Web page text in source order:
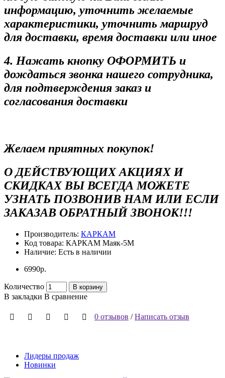
информацию, уточнить желаемые
характеристики, уточнить маршруд
для доставки, время доставки или иное
4. Нажать кнопку ОФОРМИТЬ и
дождаться звонка нашего сотрудника,
для подтверждения заказ и
согласования доставки
Желаем приятных покупок!
О ДЕЙСТВУЮЩИХ АКЦИЯХ И
СКИДКАХ ВЫ ВСЕГДА МОЖЕТЕ
УЗНАТЬ ПОЗВОНИВ НАМ ИЛИ ЕСЛИ
ЗАКАЗАВ ОБРАТНЫЙ ЗВОНОК!!!
Производитель: КАРКАМ
Код товара: КАРКАМ Маяк-5М
Наличие: Есть в наличии
6990р.
Количество В корзину
В закладки В сравнение
0 отзывов /Написать отзыв
Лидеры продаж
Новинки